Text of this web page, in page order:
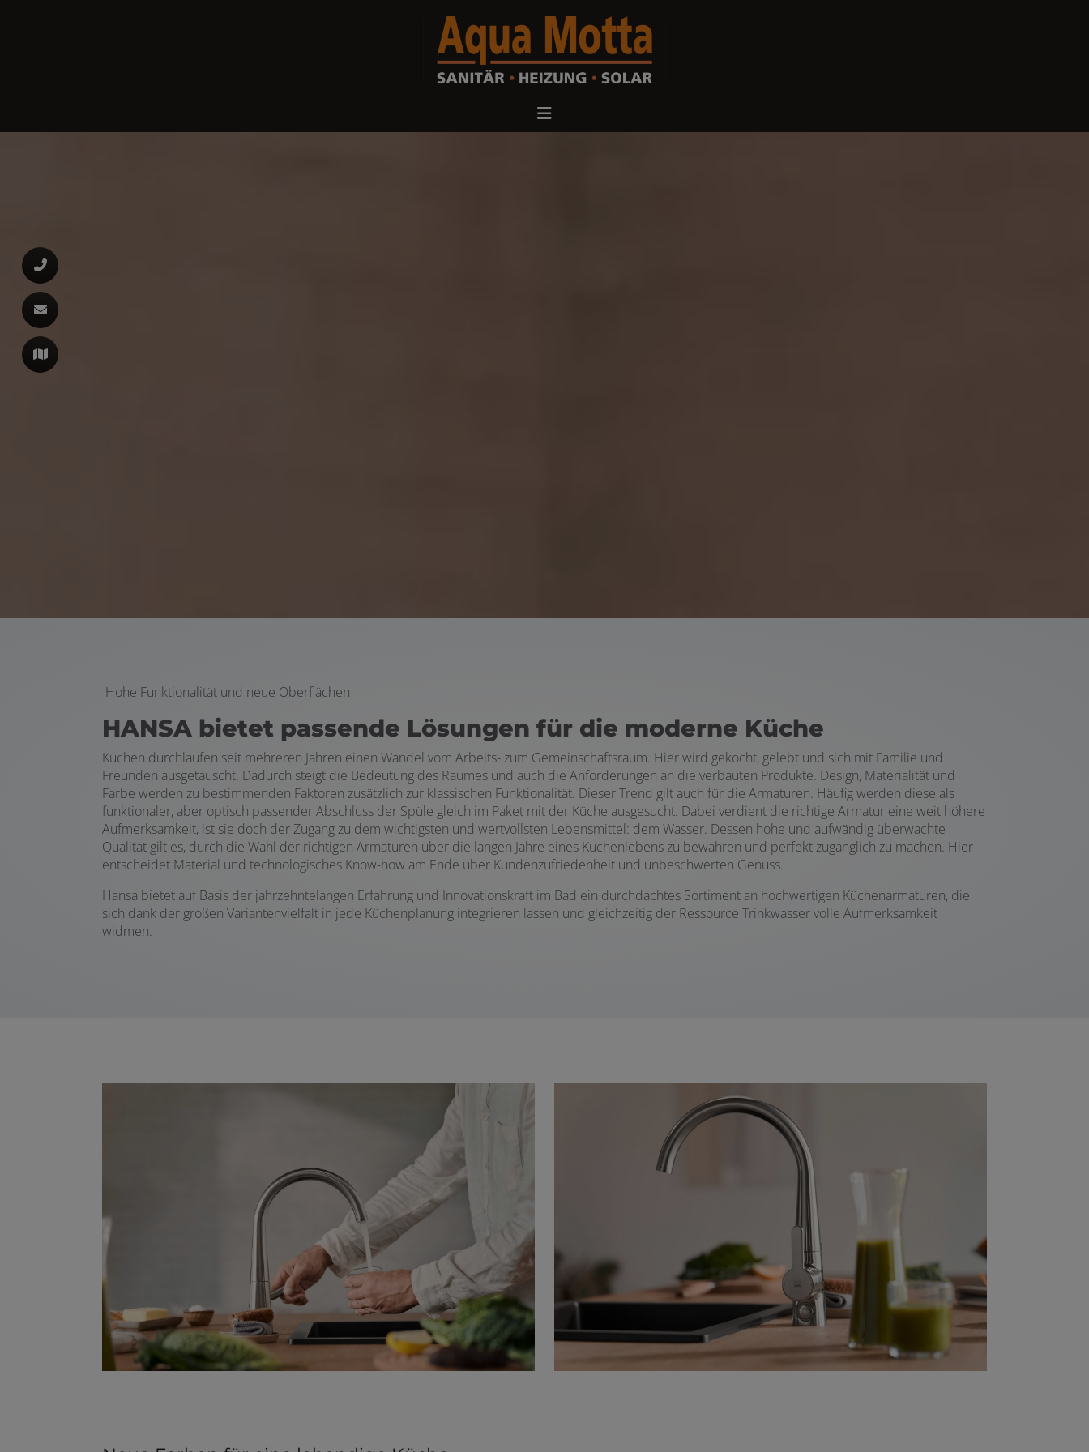
Hohe Funktionalität und neue Oberflächen
HANSA bietet passende Lösungen für die moderne Küche
Küchen durchlaufen seit mehreren Jahren einen Wandel vom Arbeits- zum Gemeinschaftsraum. Hier wird gekocht, gelebt und sich mit Familie und
Freunden ausgetauscht. Dadurch steigt die Bedeutung des Raumes und auch die Anforderungen an die verbauten Produkte. Design, Materialität und
Farbe werden zu bestimmenden Faktoren zusätzlich zur klassischen Funktionalität. Dieser Trend gilt auch für die Armaturen. Häufig werden diese als
funktionaler, aber optisch passender Abschluss der Spüle gleich im Paket mit der Küche ausgesucht. Dabei verdient die richtige Armatur eine weit höhere
Aufmerksamkeit, ist sie doch der Zugang zu dem wichtigsten und wertvollsten Lebensmittel: dem Wasser. Dessen hohe und aufwändig überwachte
Qualität gilt es, durch die Wahl der richtigen Armaturen über die langen Jahre eines Küchenlebens zu bewahren und perfekt zugänglich zu machen. Hier
entscheidet Material und technologisches Know-how am Ende über Kundenzufriedenheit und unbeschwerten Genuss.
Hansa bietet auf Basis der jahrzehntelangen Erfahrung und Innovationskraft im Bad ein durchdachtes Sortiment an hochwertigen Küchenarmaturen, die
sich dank der großen Variantenvielfalt in jede Küchenplanung integrieren lassen und gleichzeitig der Ressource Trinkwasser volle Aufmerksamkeit
widmen.
schließen
schließen
und schließen